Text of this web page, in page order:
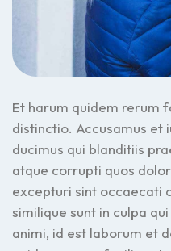
Et harum quidem rerum
distinctio. Accusamus et
ducimus qui blanditiis
atque corrupti quos
excepturi sint occaecati
similique sunt in culpa
animi, id est laborum et